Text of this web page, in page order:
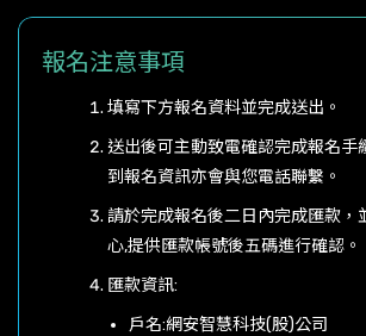
絡我們
報名注意事項
填寫下方報名資料並完成送出。
送出後可主動致電確認完成報名手
到報名資訊亦會與您電話聯繫。
請於完成報名後二日內完成匯款，
心,提供匯款帳號後五碼進行確認。
匯款資訊:
戶名:網安智慧科技(股)公司